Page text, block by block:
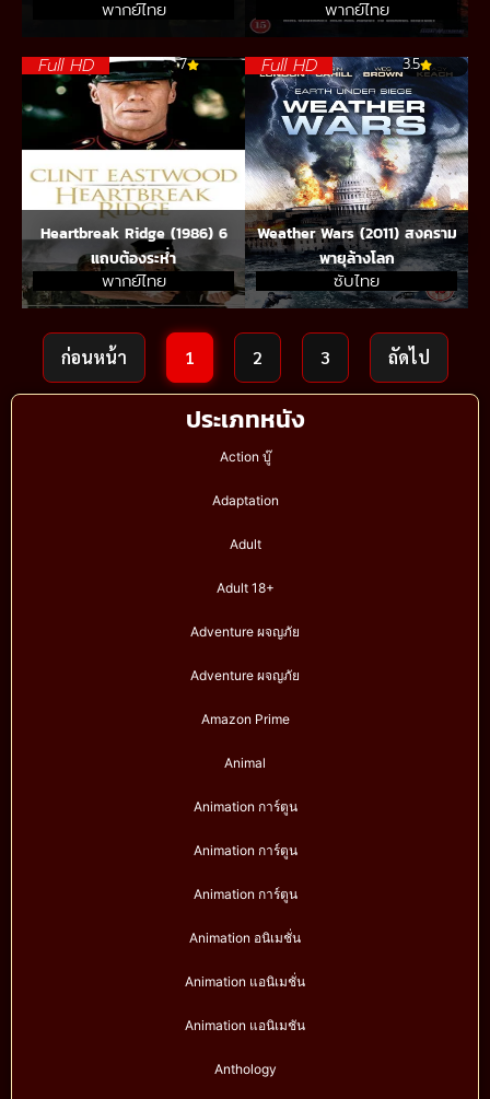
ประเภทหนัง
Action บู๊
Adaptation
Adult
Adult 18+
Adventure ผจญภัย
Adventure ผจญภัย
Amazon Prime
Animal
Animation การ์ตูน
Animation การ์ตูน
Animation การ์ตูน
Animation อนิเมชั่น
Animation แอนิเมชั่น
Animation แอนิเมชัน
Anthology
พากย์ไทย พากย์ไทย
Full HD 7
Heartbreak Ridge (1986) 6
แถบต้องระห่ำ
พากย์ไทย
Full HD 3.5
Weather Wars (2011) สงคราม
พายุล้างโลก
ซับไทย
ก่อนหน้า 1 2 3 ถัดไป